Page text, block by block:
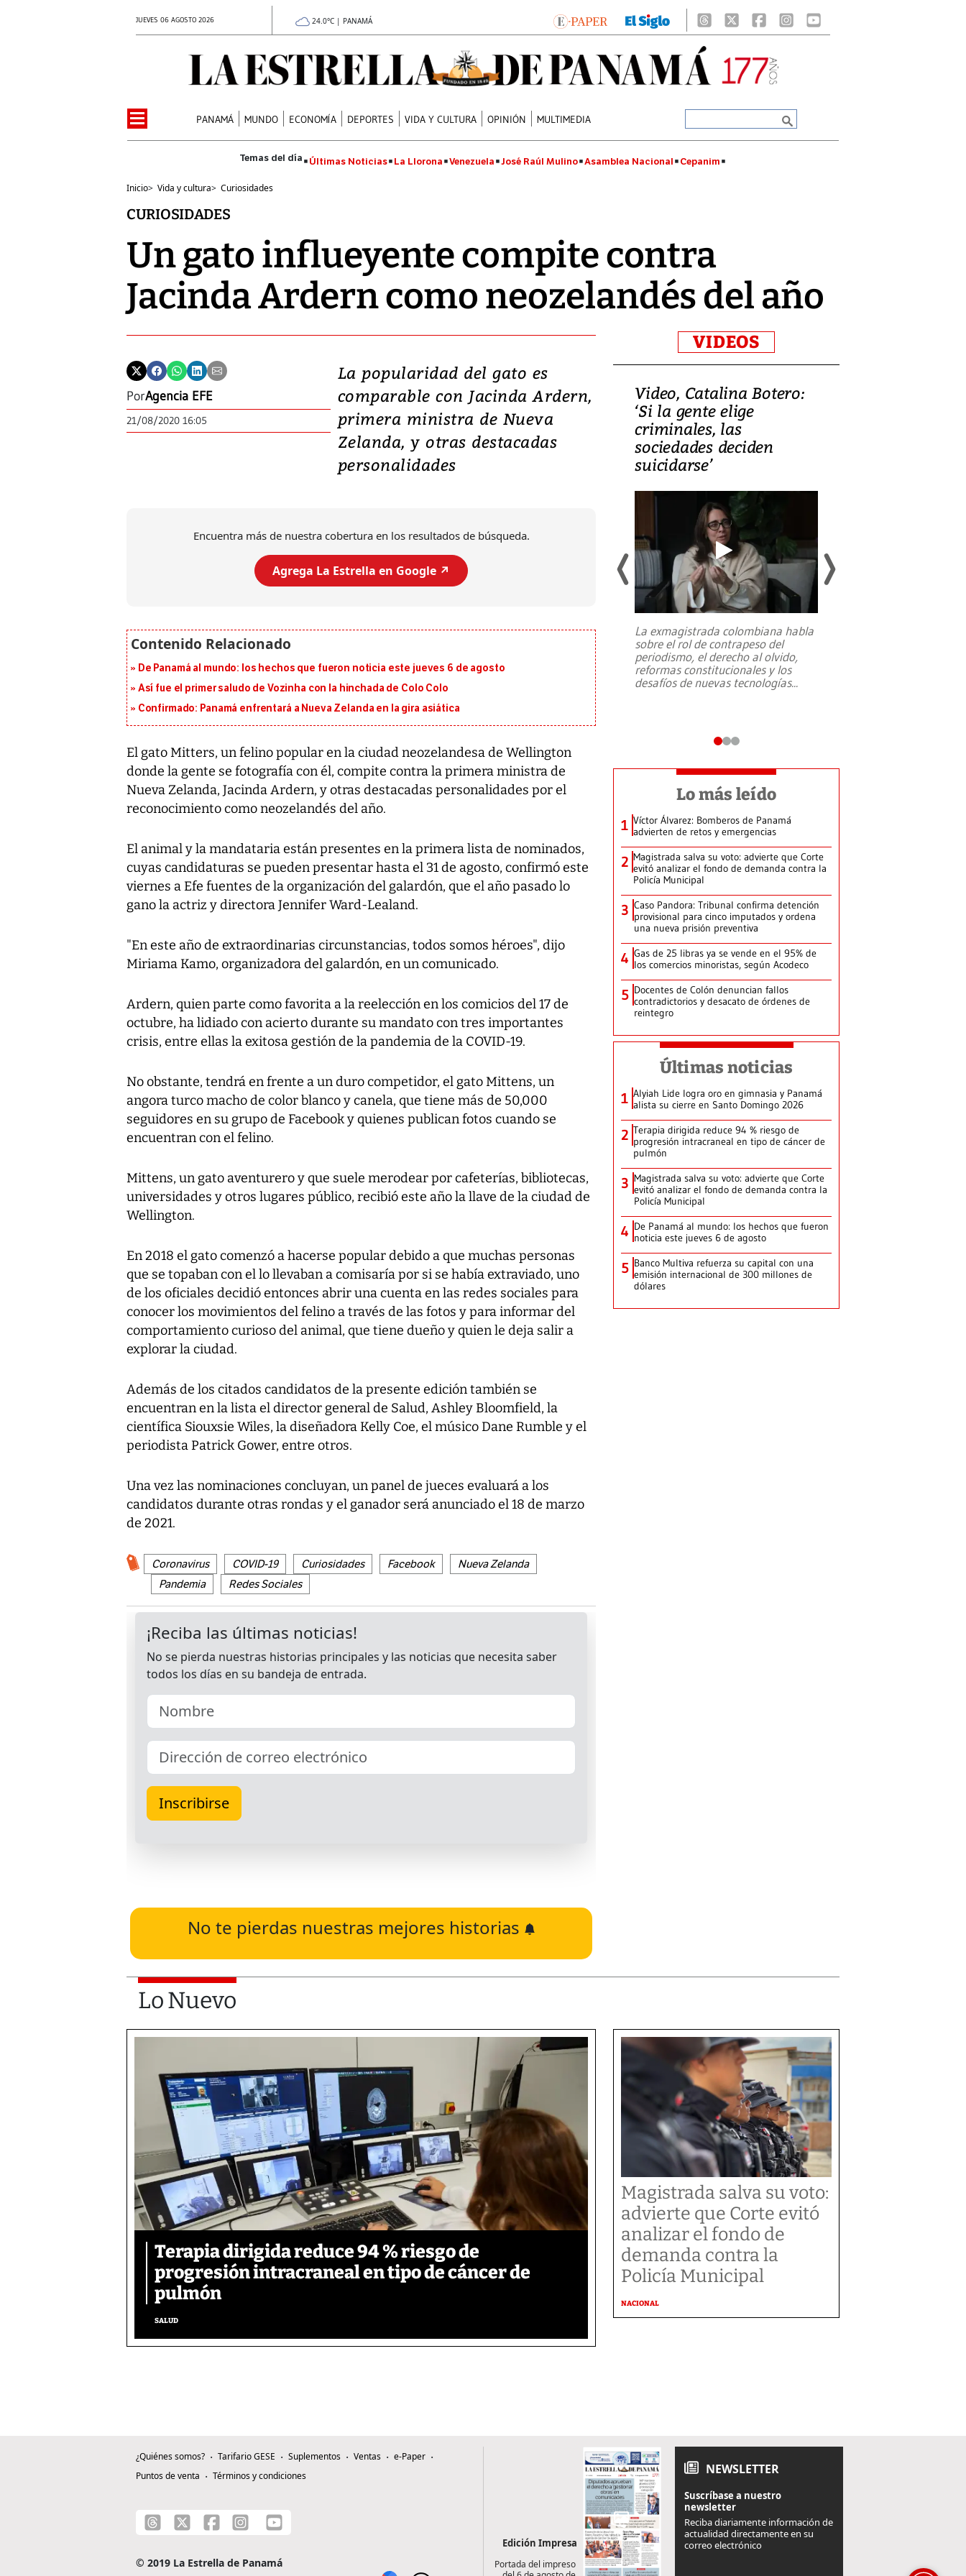
JUEVES 06 AGOSTO 2026 24.0°C | PANAMÁ
PANAMÁ MUNDO ECONOMÍA DEPORTES VIDA Y CULTURA OPINIÓN MULTIMEDIA
Últimas Noticias La Llorona Venezuela José Raúl Mulino Asamblea Nacional Cepanim
Inicio> Vida y cultura> Curiosidades
CURIOSIDADES
Un gato influeyente compite contra
Jacinda Ardern como neozelandés del año
PorAgencia EFE
21/08/2020 16:05
La popularidad del gato es
comparable con Jacinda Ardern,
primera ministra de Nueva
Zelanda, y otras destacadas
personalidades
Encuentra más de nuestra cobertura en los resultados de búsqueda.
Agrega La Estrella en Google ↗️
De Panamá al mundo: los hechos que fueron noticia este jueves 6 de agosto
Así fue el primer saludo de Vozinha con la hinchada de Colo Colo
Confirmado: Panamá enfrentará a Nueva Zelanda en la gira asiática
El gato Mitters, un felino popular en la ciudad neozelandesa de Wellington
donde la gente se fotografía con él, compite contra la primera ministra de
Nueva Zelanda, Jacinda Ardern, y otras destacadas personalidades por el
reconocimiento como neozelandés del año.
El animal y la mandataria están presentes en la primera lista de nominados,
cuyas candidaturas se pueden presentar hasta el 31 de agosto, confirmó este
viernes aEfe fuentes de la organización del galardón, que el año pasado lo
gano la actriz y directora Jennifer Ward-Lealand.
"En este año de extraordinarias circunstancias, todos somos héroes", dijo
Miriama Kamo, organizadora del galardón, en un comunicado.
Ardern, quien parte como favorita a la reelección en los comicios del 17 de
octubre, ha lidiado con acierto durante su mandato con tres importantes
crisis, entre ellas la exitosa gestión de la pandemia de la COVID-19.
No obstante, tendrá en frente a un duro competidor, el gato Mittens, un
angora turco macho de color blanco y canela, que tiene más de 50,000
seguidores en su grupo de Facebook y quienes publican fotos cuando se
encuentran con el felino.
Mittens, un gato aventurero y que suele merodear por cafeterías, bibliotecas,
universidades y otros lugares público, recibió este año la llave de la ciudad de
Wellington.
En 2018 el gato comenzó a hacerse popular debido a que muchas personas
que se topaban con el lo llevaban a comisaría por si se había extraviado, uno
de los oficiales decidió entonces abrir una cuenta en las redes sociales para
conocer los movimientos del felino a través de las fotos y para informar del
comportamiento curioso del animal, que tiene dueño y quien le deja salir a
explorar la ciudad.
Además de los citados candidatos de la presente edición también se
encuentran en la lista el director general de Salud, Ashley Bloomfield, la
científica Siouxsie Wiles, la diseñadora Kelly Coe, el músico Dane Rumble y el
periodista Patrick Gower, entre otros.
Una vez las nominaciones concluyan, un panel de jueces evaluará a los
candidatos durante otras rondas y el ganador será anunciado el 18 de marzo
de 2021.
Coronavirus COVID-19 Curiosidades Facebook
Nueva Zelanda
Pandemia
Redes Sociales
No te pierdas nuestras mejores historias
VIDEOS
Video, Japón: Terremoto
deja heridos y graves
daños en Kumamoto
al sur de Japón, provocando una
Video, Catalina Botero:
‘Si la gente elige
criminales, las
sociedades deciden
suicidarse’
La exmagistrada colombiana habla
sobre el rol de contrapeso del
periodismo, el derecho al olvido,
reformas constitucionales y los
desafíos de nuevas tecnologías...
Lo más leído
1 Víctor Álvarez: Bomberos de Panamá
advierten de retos y emergencias
2 Magistrada salva su voto: advierte que Corte
evitó analizar el fondo de demanda contra la
Policía Municipal
3 Caso Pandora: Tribunal confirma detención
provisional para cinco imputados y ordena
una nueva prisión preventiva
4 Gas de 25 libras ya se vende en el 95% de
los comercios minoristas, según Acodeco
5 Docentes de Colón denuncian fallos
contradictorios y desacato de órdenes de
reintegro
Últimas noticias
1 Alyiah Lide logra oro en gimnasia y Panamá
alista su cierre en Santo Domingo 2026
2 Terapia dirigida reduce 94 % riesgo de
progresión intracraneal en tipo de cáncer de
pulmón
3 Magistrada salva su voto: advierte que Corte
evitó analizar el fondo de demanda contra la
Policía Municipal
4 De Panamá al mundo: los hechos que fueron
noticia este jueves 6 de agosto
5 Banco Multiva refuerza su capital con una
emisión internacional de 300 millones de
dólares
Lo Nuevo
Terapia dirigida reduce 94 % riesgo de
progresión intracraneal en tipo de cáncer de
pulmón
SALUD
Magistrada salva su voto:
advierte que Corte evitó
analizar el fondo de
demanda contra la
Policía Municipal
NACIONAL
¿Quiénes somos? Tarifario GESE Suplementos Ventas
e-Paper
Puntos de venta
Términos y condiciones
© 2019 La Estrella de Panamá
Edición Impresa
Portada del impreso
NEWSLETTER
Suscríbase a nuestro
newsletter
Reciba diariamente información de
actualidad directamente en su
correo electrónico